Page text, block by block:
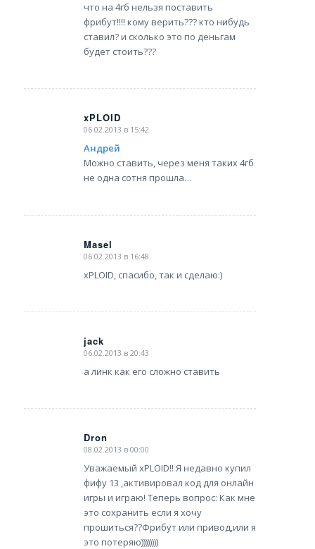
что на 4гб нельзя поставить
фрибут!!!! кому верить??? кто нибудь
ставил? и сколько это по деньгам
будет стоить???
xPLOID
says:
06.02.2013 в 15:42
Андрей
Можно ставить, через меня таких 4гб
не одна сотня прошла…
Masel
says:
06.02.2013 в 16:48
xPLOID, спасибо, так и сделаю:)
jack
says:
06.02.2013 в 20:43
а линк как его сложно ставить
Dron
says:
08.02.2013 в 00:00
Уважаемый xPLOID!! Я недавно купил
фифу 13 ,активировал код для онлайн
игры и играю! Теперь вопрос: Как мне
это сохранить если я хочу
прошиться??Фрибут или привод,или я
это потеряю))))))))